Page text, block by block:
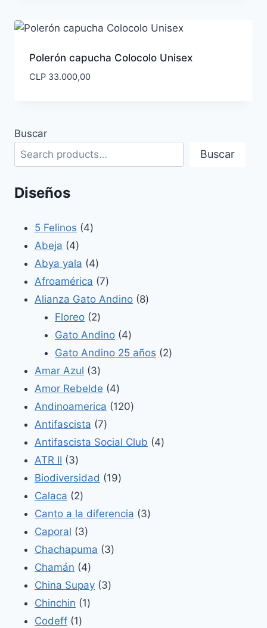
CLP 17.000,00
CLP 20.000,00
Polerón capucha Colocolo Unisex
CLP33.000,00
Buscar
Buscar
Diseños
5 Felinos 44
Abeja 44
productos
Abya yala 44
productos
Afroamérica 77
productos
Alianza Gato Andino 88
Floreo 22
productos
Gato Andino 44
productos
Gato Andino 25 años 22
Amar Azul 33
productos
Amor Rebelde 44
productos
Andinoamerica 120120
Antifascista 77
productos
Antifascista Social Club 44
ATR II 33
productos
Biodiversidad 1919
Calaca 22
productos
Canto a la diferencia 33
Caporal 33
productos
Chachapuma 33
Chamán 44
productos
China Supay 33
Chinchin 11
Codeff 11